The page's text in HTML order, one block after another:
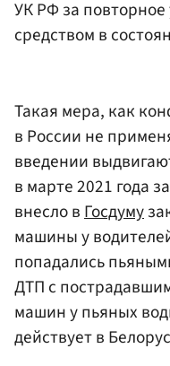
УК РФ за
средством в
Такая мера, как
в России не
введении
в марте 2021 года
внесло вГосдуму
машины у
попадались
ДТП с
машин у пьяных
действует в